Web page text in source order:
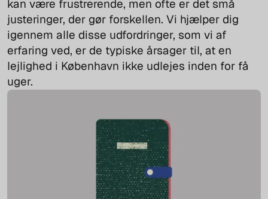
kan være frustrerende, men ofte er det små
justeringer, der gør forskellen. Vi hjælper dig
igennem alle disse udfordringer, som vi af
erfaring ved, er de typiske årsager til, at en
lejlighed i København ikke udlejes inden for få
uger.